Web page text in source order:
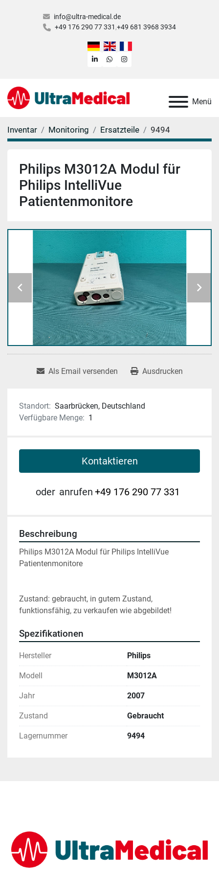
info@ultra-medical.de
+49 176 290 77 331 +49 681 3968 3934
linkedinwhatsappinstagram
Menü
Inventar Monitoring Ersatzteile 9494
Philips M3012A Modul für
Philips IntelliVue
Patientenmonitore
Als Email versenden Ausdrucken
Standort: Saarbrücken, Deutschland
Verfügbare Menge: 1
Kontaktieren
oder anrufen +49 176 290 77 331
Beschreibung
Philips M3012A Modul für Philips IntelliVue
Patientenmonitore
Zustand: gebraucht, in gutem Zustand,
funktionsfähig, zu verkaufen wie abgebildet!
Spezifikationen
Hersteller Philips
Modell M3012A
Jahr 2007
Zustand Gebraucht
Lagernummer 9494